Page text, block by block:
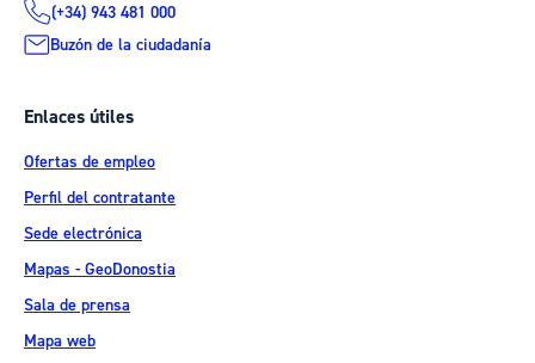
(+34) 943 481 000
Buzón de la ciudadanía
Enlaces útiles
Ofertas de empleo
Perfil del contratante
Sede electrónica
Mapas - GeoDonostia
Sala de prensa
Mapa web